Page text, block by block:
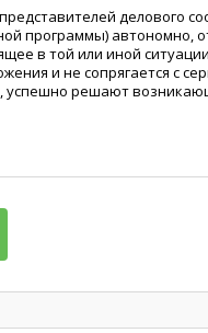
делового
программы) автономно,
в той или иной
и не сопрягается с
успешно решают